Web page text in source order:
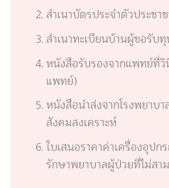
สำเนาบัตรประจำตัวประช
สำเนาทะเบียนบ้านผู้ขอรับ
หนังสือรับรองจากแพทย์ที่วิ
แพทย์)
หนังสือนำส่งจากโรงพยาบ
สังคมสงเคราะห์
ใบเสนอราคาค่าเครื่องอุป
รักษาพยาบาลผู้ป่วยที่ไม่สา